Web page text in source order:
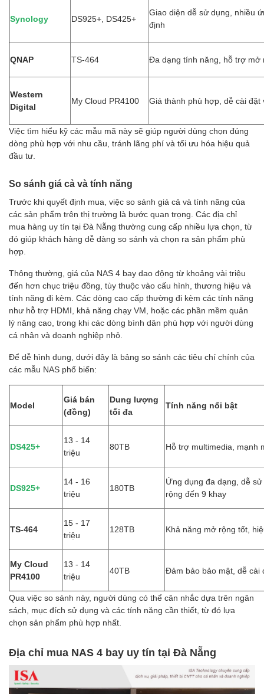
Synology DS925+, DS425+
Giao diện dễ sử dụng, nhiều
định
QNAP TS-464 Đa dạng tính năng, hỗ trợ mở
Western
Digital
My Cloud PR4100 Giá thành phù hợp, dễ cài đặt
Việc tìm hiểu kỹ các mẫu mã này sẽ giúp người dùng chọn đúng
dòng phù hợp với nhu cầu, tránh lãng phí và tối ưu hóa hiệu quả
đầu tư.
So sánh giá cả và tính năng
Trước khi quyết định mua, việc so sánh giá cả và tính năng của
các sản phẩm trên thị trường là bước quan trọng. Các địa chỉ
mua hàng uy tín tại Đà Nẵng thường cung cấp nhiều lựa chọn, từ
đó giúp khách hàng dễ dàng so sánh và chọn ra sản phẩm phù
hợp.
Thông thường, giá của NAS 4 bay dao động từ khoảng vài triệu
đến hơn chục triệu đồng, tùy thuộc vào cấu hình, thương hiệu và
tính năng đi kèm. Các dòng cao cấp thường đi kèm các tính năng
như hỗ trợ HDMI, khả năng chạy VM, hoặc các phần mềm quản
lý nâng cao, trong khi các dòng bình dân phù hợp với người dùng
cá nhân và doanh nghiệp nhỏ.
Để dễ hình dung, dưới đây là bảng so sánh các tiêu chí chính của
các mẫu NAS phổ biến:
Model
Giá bán
(đồng)
Dung lượng
tối đa
Tính năng nổi bật
DS425+
13 - 14
triệu
80TB Hỗ trợ multimedia, mạnh
DS925+
14 - 16
triệu
180TB
Ứng dụng đa dạng, dễ
rộng đến 9 khay
TS-464
15 - 17
triệu
128TB Khả năng mở rộng tốt,
My Cloud
PR4100
13 - 14
triệu
40TB Đảm bảo bảo mật, dễ cài
Qua việc so sánh này, người dùng có thể cân nhắc dựa trên ngân
sách, mục đích sử dụng và các tính năng cần thiết, từ đó lựa
chọn sản phẩm phù hợp nhất.
Địa chỉ mua NAS 4 bay uy tín tại Đà Nẵng